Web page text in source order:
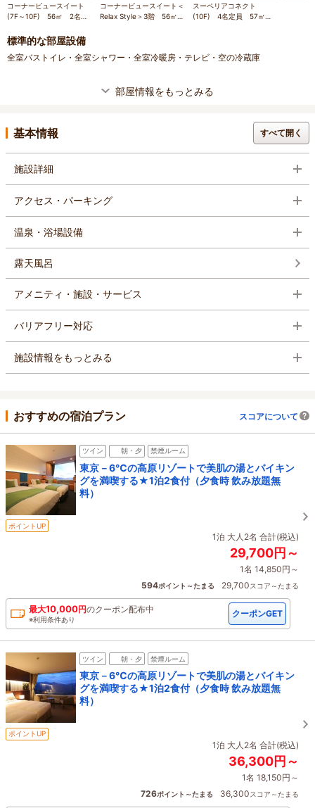
コーナービュースイート
(7F～10F) 56㎡ 2名～
階スイート
コーナービュースイート＜
Relax Style＞3階 56㎡
スーペリアコネクト
(10F) 4名定員 57㎡ 2
標準的な部屋設備
全室バストイレ・全室シャワー・全室冷暖房・テレビ・空の冷蔵庫
部屋情報をもっとみる
基本情報 すべて開く
施設詳細
アクセス・パーキング
温泉・浴場設備
露天風呂
アメニティ・施設・サービス
バリアフリー対応
施設情報をもっとみる
おすすめの宿泊プラン スコアについて
ツイン 朝・夕 禁煙ルーム
東京－6℃の高原リゾートで美肌の湯とバイキン
グを満喫する★1泊2食付（夕食時 飲み放題無
料）
ポイントUP
1泊 大人2名 合計(税込)
29,700円～
1名 14,850円～
594ポイント～たまる 29,700スコア～たまる
最大10,000円のクーポン配布中
※利用条件あり
クーポンGET
ツイン 朝・夕 禁煙ルーム
東京－6℃の高原リゾートで美肌の湯とバイキン
グを満喫する★1泊2食付（夕食時 飲み放題無
料）
ポイントUP
1泊 大人2名 合計(税込)
36,300円～
1名 18,150円～
726ポイント～たまる 36,300スコア～たまる